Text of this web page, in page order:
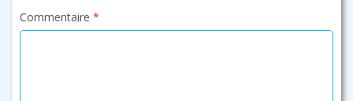
Commentaire *